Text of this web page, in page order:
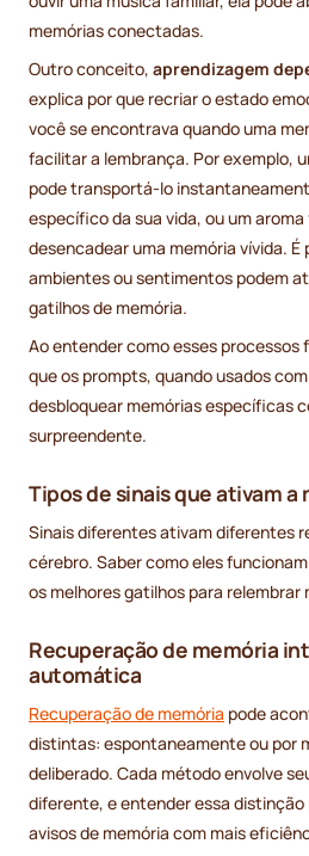
memórias conectadas.
Outro conceito, aprendizagem
explica por que recriar o estado
você se encontrava quando uma
facilitar a lembrança. Por exemplo,
pode transportá-lo
específico da sua vida, ou um
desencadear uma memória vívida. É
ambientes ou sentimentos podem
gatilhos de memória.
Ao entender como esses
que os prompts, quando usados
desbloquear memórias específicas
surpreendente.
Tipos de sinais que ativam a
Sinais diferentes ativam diferentes
cérebro. Saber como eles
os melhores gatilhos para
Recuperação de memória
automática
Recuperação de memória pode
distintas: espontaneamente ou por
deliberado. Cada método envolve
diferente, e entender essa distinção
avisos de memória com mais